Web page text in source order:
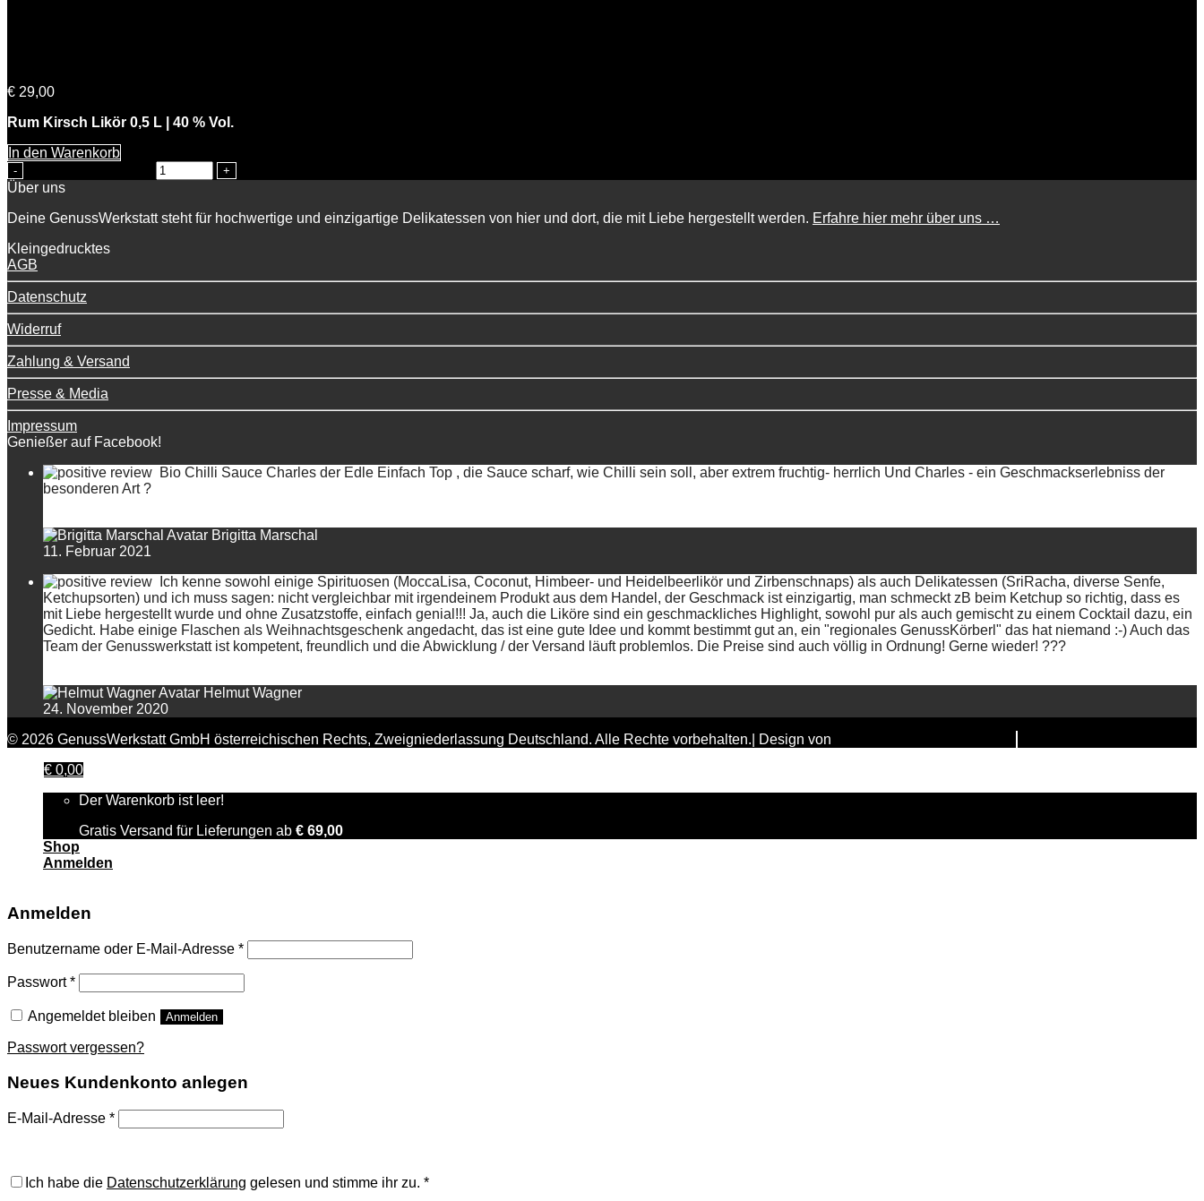
€ 29,00
Rum Kirsch Likör 0,5 L | 40 % Vol.
In den Warenkorb
Über uns
Deine GenussWerkstatt steht für hochwertige und einzigartige Delikatessen von hier und dort, die mit Liebe hergestellt werden. Erfahre hier mehr über uns …
Kleingedrucktes
AGB
Datenschutz
Widerruf
Zahlung & Versand
Presse & Media
Impressum
Genießer auf Facebook!
Bio Chilli Sauce Charles der Edle Einfach Top , die Sauce scharf, wie Chilli sein soll, aber extrem fruchtig- herrlich Und Charles - ein Geschmackserlebniss der
besonderen Art ?
Brigitta Marschal
11. Februar 2021
Ich kenne sowohl einige Spirituosen (MoccaLisa, Coconut, Himbeer- und Heidelbeerlikör und Zirbenschnaps) als auch Delikatessen (SriRacha, diverse Senfe,
Ketchupsorten) und ich muss sagen: nicht vergleichbar mit irgendeinem Produkt aus dem Handel, der Geschmack ist einzigartig, man schmeckt zB beim Ketchup so richtig, dass es
mit Liebe hergestellt wurde und ohne Zusatzstoffe, einfach genial!!! Ja, auch die Liköre sind ein geschmackliches Highlight, sowohl pur als auch gemischt zu einem Cocktail dazu, ein
Gedicht. Habe einige Flaschen als Weihnachtsgeschenk angedacht, das ist eine gute Idee und kommt bestimmt gut an, ein "regionales GenussKörberl" das hat niemand :-) Auch das
Team der Genusswerkstatt ist kompetent, freundlich und die Abwicklung / der Versand läuft problemlos. Die Preise sind auch völlig in Ordnung! Gerne wieder! ???
Helmut Wagner
24. November 2020
© 2026 GenussWerkstatt GmbH österreichischen Rechts, Zweigniederlassung Deutschland. Alle Rechte vorbehalten.| Design von
€ 0,00
Der Warenkorb ist leer!
Gratis Versand für Lieferungen ab € 69,00
Shop
Anmelden
Anmelden
Benutzername oder E-Mail-Adresse *
Passwort*
Angemeldet bleiben Anmelden
Passwort vergessen?
Neues Kundenkonto anlegen
E-Mail-Adresse *
Ich habe die Datenschutzerklärung gelesen und stimme ihr zu. *